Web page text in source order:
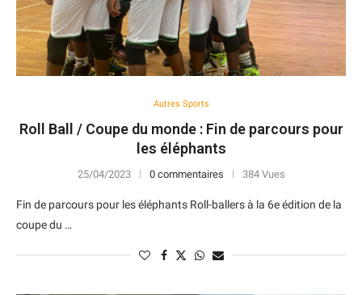
Autres Sports
Roll Ball / Coupe du monde : Fin de parcours pour
les éléphants
25/04/2023 0 commentaires 384 Vues
Fin de parcours pour les éléphants Roll-ballers à la 6e édition de la
coupe du …